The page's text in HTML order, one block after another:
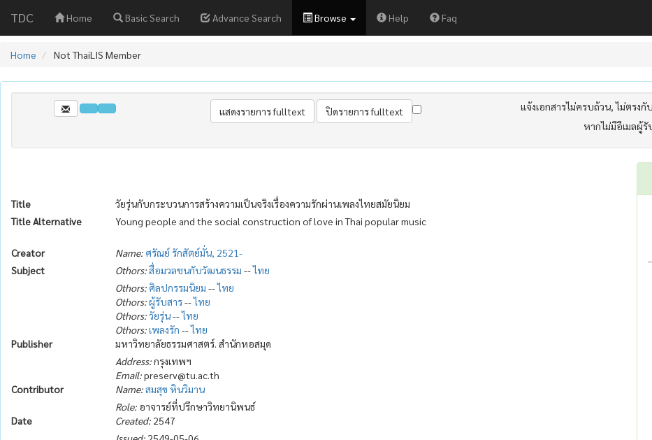
TDC Home Basic Search Advance Search Browse Help Faq
Home Not ThaiLIS Member
แจ้งเอกสารไม่ครบถ้วน, ไม่ตรง
หากไม่มีอีเมลผู้
Title
วัยรุ่นกับกระบวนการสร้างความเป็นจริงเรื่องความรักผ่านเพลงไทยสมัยนิยม
Title Alternative
Young people and the social construction of love in Thai popular music
Creator Name: ศรัณย์ รักสัตย์มั่น, 2521-
Subject
Othors:สื่อมวลชนกับวัฒนธรรม --ไทย
Othors: ศิลปกรรมนิยม --ไทย
Othors:ผู้รับสาร--ไทย
Othors:วัยรุ่น--ไทย
Othors:เพลงรัก --ไทย
Publisher
มหาวิทยาลัยธรรมศาสตร์. สำนักหอสมุด
Address:กรุงเทพฯ
Email:preserv@tu.ac.th
Contributor
Name:สมสุข หินวิมาน
Role: อาจารย์ที่ปรึกษาวิทยานิพนธ์
Date
Created: 2547